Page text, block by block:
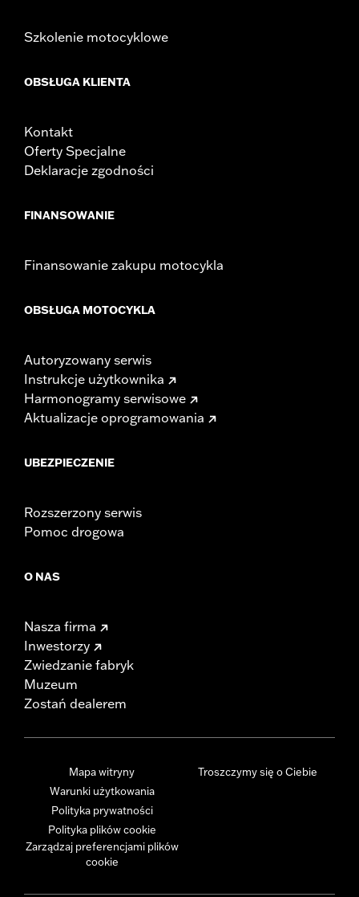
Szkolenie motocyklowe
OBSŁUGA KLIENTA
Kontakt
Oferty Specjalne
Deklaracje zgodności
FINANSOWANIE
Finansowanie zakupu motocykla
OBSŁUGA MOTOCYKLA
Autoryzowany serwis
Instrukcje użytkownika
Harmonogramy serwisowe
Aktualizacje oprogramowania
UBEZPIECZENIE
Rozszerzony serwis
Pomoc drogowa
O NAS
Nasza firma
Inwestorzy
Zwiedzanie fabryk
Muzeum
Zostań dealerem
Mapa witryny
Warunki użytkowania
Polityka prywatności
Polityka plików cookie
Zarządzaj preferencjami plików
cookie
Troszczymy się o Ciebie